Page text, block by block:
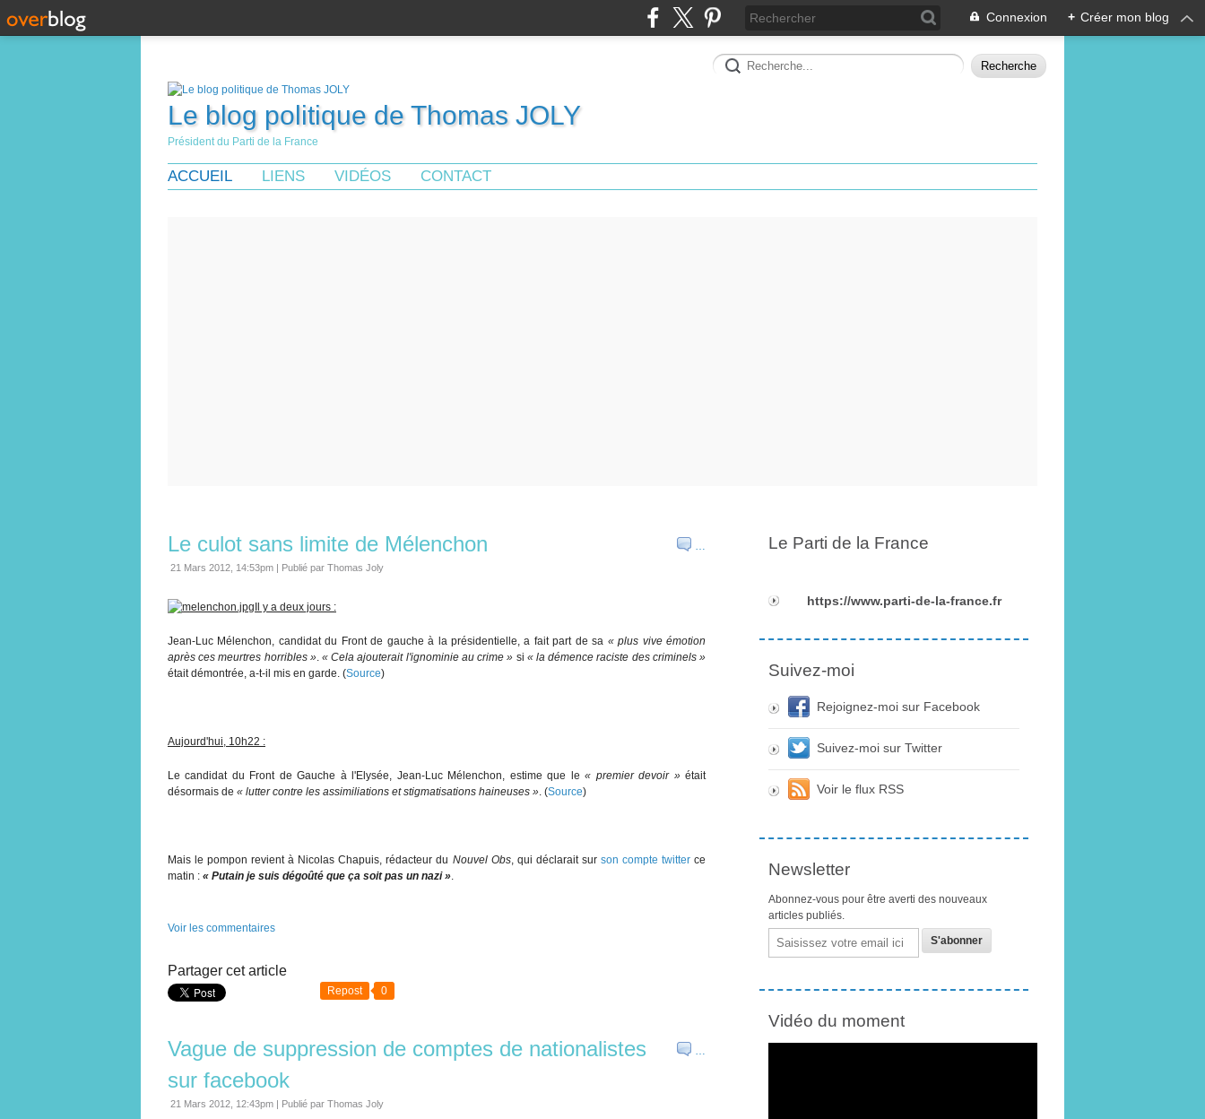
Connexion + Créer mon blog
Le blog politique de Thomas JOLY
Président du Parti de la France
ACCUEIL LIENS VIDÉOS CONTACT
…
Le culot sans limite de Mélenchon
21 Mars 2012, 14:53pm | Publié par Thomas Joly
Il y a deux jours :
Jean-Luc Mélenchon, candidat du Front de gauche à la présidentielle, a fait part de sa « plus vive émotion
après ces meurtres horribles ».« Cela ajouterait l'ignominie au crime » si « la démence raciste des criminels »
était démontrée, a-t-il mis en garde. (Source)
Aujourd'hui, 10h22 :
Le candidat du Front de Gauche à l'Elysée, Jean-Luc Mélenchon, estime que le« premier devoir »était
désormais de « lutter contre les assimiliations et stigmatisations haineuses ». (Source)
Mais le pompon revient à Nicolas Chapuis, rédacteur du Nouvel Obs, qui déclarait sur son compte twitterce
matin : « Putain je suis dégoûté que ça soit pas un nazi ».
Voir les commentaires
Partager cet article
Repost 0
…
Vague de suppression de comptes de nationalistes
sur facebook
21 Mars 2012, 12:43pm | Publié par Thomas Joly
Le Parti de la France
https://www.parti-de-la-france.fr
Suivez-moi
Rejoignez-moi sur Facebook
Suivez-moi sur Twitter
Voir le flux RSS
Newsletter
Abonnez-vous pour être averti des nouveaux
articles publiés.
Email
Vidéo du moment